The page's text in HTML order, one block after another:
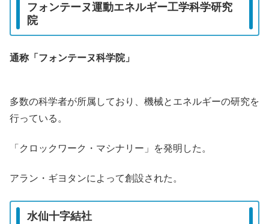
フォンテーヌ運動エネルギー工学科学研究
院
通称「フォンテーヌ科学院」
多数の科学者が所属しており、機械とエネルギーの研究を
行っている。
「クロックワーク・マシナリー」を発明した。
アラン・ギヨタンによって創設された。
水仙十字結社